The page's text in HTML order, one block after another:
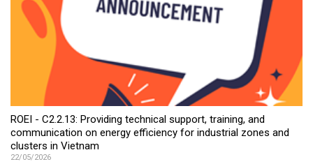
ROEI - C2.2.13: Providing technical support, training, and
communication on energy efficiency for industrial zones and
clusters in Vietnam
22/05/2026